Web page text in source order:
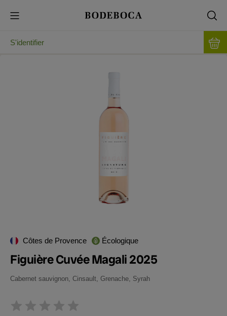
S'identifier
Côtes de Provence Écologique
Figuière Cuvée Magali 2025
Cabernet sauvignon, Cinsault, Grenache, Syrah